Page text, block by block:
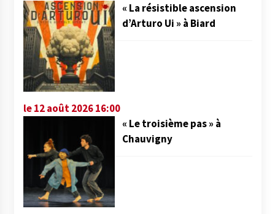
« La résistible ascension
d’Arturo Ui » à Biard
le 12 août 2026 16:00
« Le troisième pas » à
Chauvigny